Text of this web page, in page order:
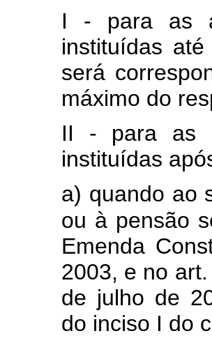
I - para as
instituídas
será
máximo do
II - para as
instituídas
a) quando ao
ou à pensão
Emenda
2003, e no
de julho de
do inciso I do